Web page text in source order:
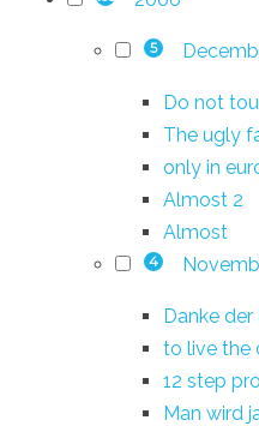
5
Do not
The ugly
only in
Almost 2
Almost
4
Danke
to live the
12 step
Man wird